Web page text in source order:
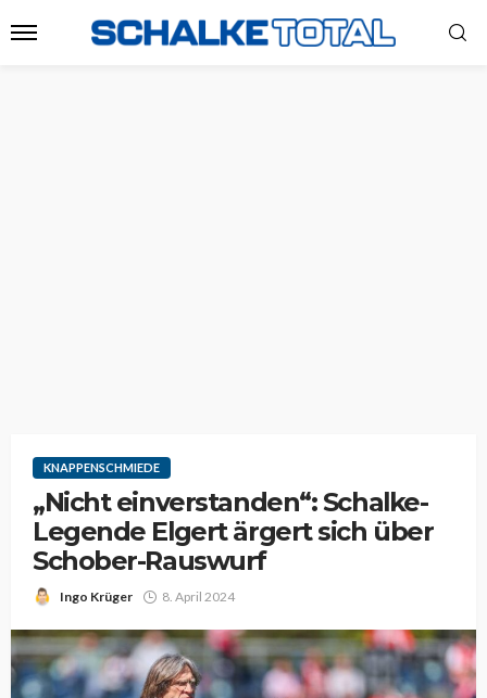
KNAPPENSCHMIEDE
„Nicht einverstanden“: Schalke-
Legende Elgert ärgert sich über
Schober-Rauswurf
Ingo Krüger 8. April 2024